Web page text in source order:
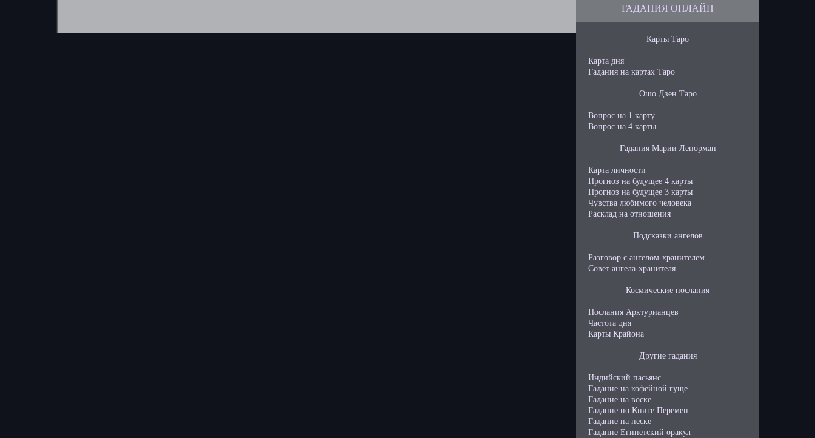
ГАДАНИЯ ОНЛАЙН
Карты Таро
.
Карта дня
Гадания на картах Таро
.
Ошо Дзен Таро
.
Вопрос на 1 карту
Вопрос на 4 карты
.
Гадания Марии Ленорман
.
Карта личности
Прогноз на будущее 4 карты
Прогноз на будущее 3 карты
Чувства любимого человека
Расклад на отношения
.
Подсказки ангелов
.
Разговор с ангелом-хранителем
Совет ангела-хранителя
.
Космические послания
.
Послания Арктурианцев
Частота дня
Карты Крайона
.
Другие гадания
.
Индийский пасьянс
Гадание на кофейной гуще
Гадание на воске
Гадание по Книге Перемен
Гадание на песке
Гадание Египетский оракул